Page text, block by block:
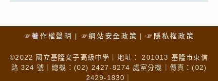
☞著作權聲明 ☞網站安全政策 ☞隱私權政策
©2022 國立基隆女子高級中學｜地址： 201013 基隆市東信
路 324 號｜總機：(02) 2427-8274 處室分機｜傳真：(02)
2429-1830｜